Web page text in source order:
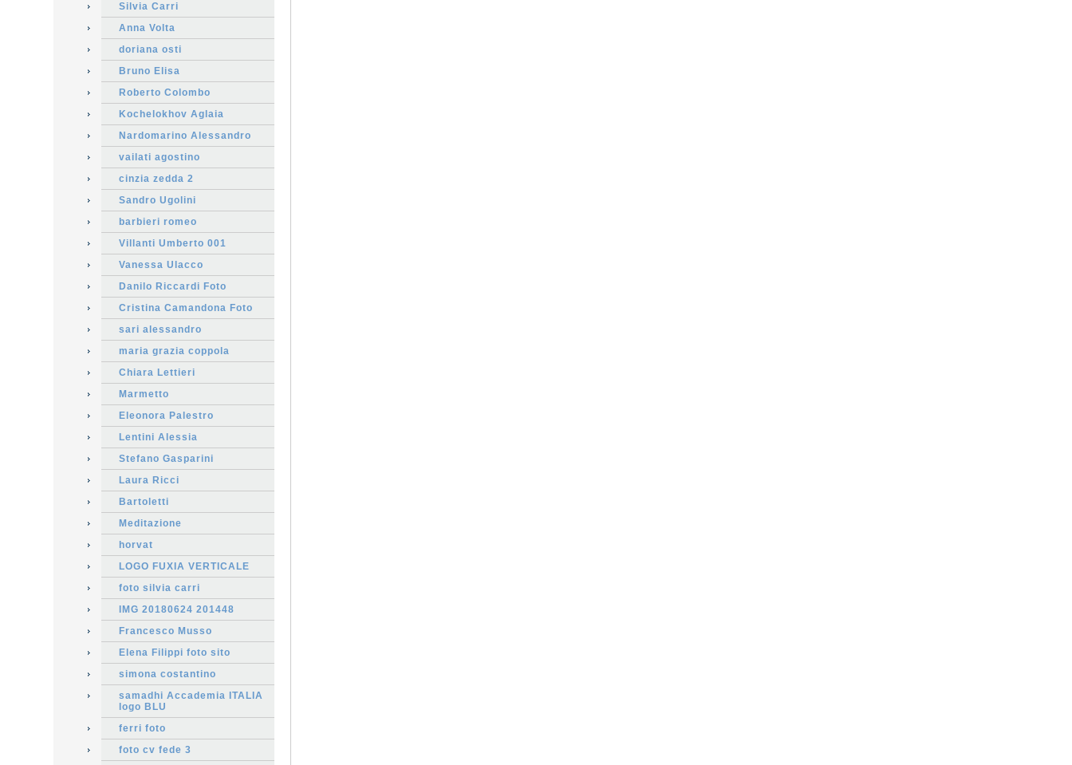
Silvia Carri
Anna Volta
doriana osti
Bruno Elisa
Roberto Colombo
Kochelokhov Aglaia
Nardomarino Alessandro
vailati agostino
cinzia zedda 2
Sandro Ugolini
barbieri romeo
Villanti Umberto 001
Vanessa Ulacco
Danilo Riccardi Foto
Cristina Camandona Foto
sari alessandro
maria grazia coppola
Chiara Lettieri
Marmetto
Eleonora Palestro
Lentini Alessia
Stefano Gasparini
Laura Ricci
Bartoletti
Meditazione
horvat
LOGO FUXIA VERTICALE
foto silvia carri
IMG 20180624 201448
Francesco Musso
Elena Filippi foto sito
simona costantino
samadhi Accademia ITALIA
logo BLU
ferri foto
foto cv fede 3